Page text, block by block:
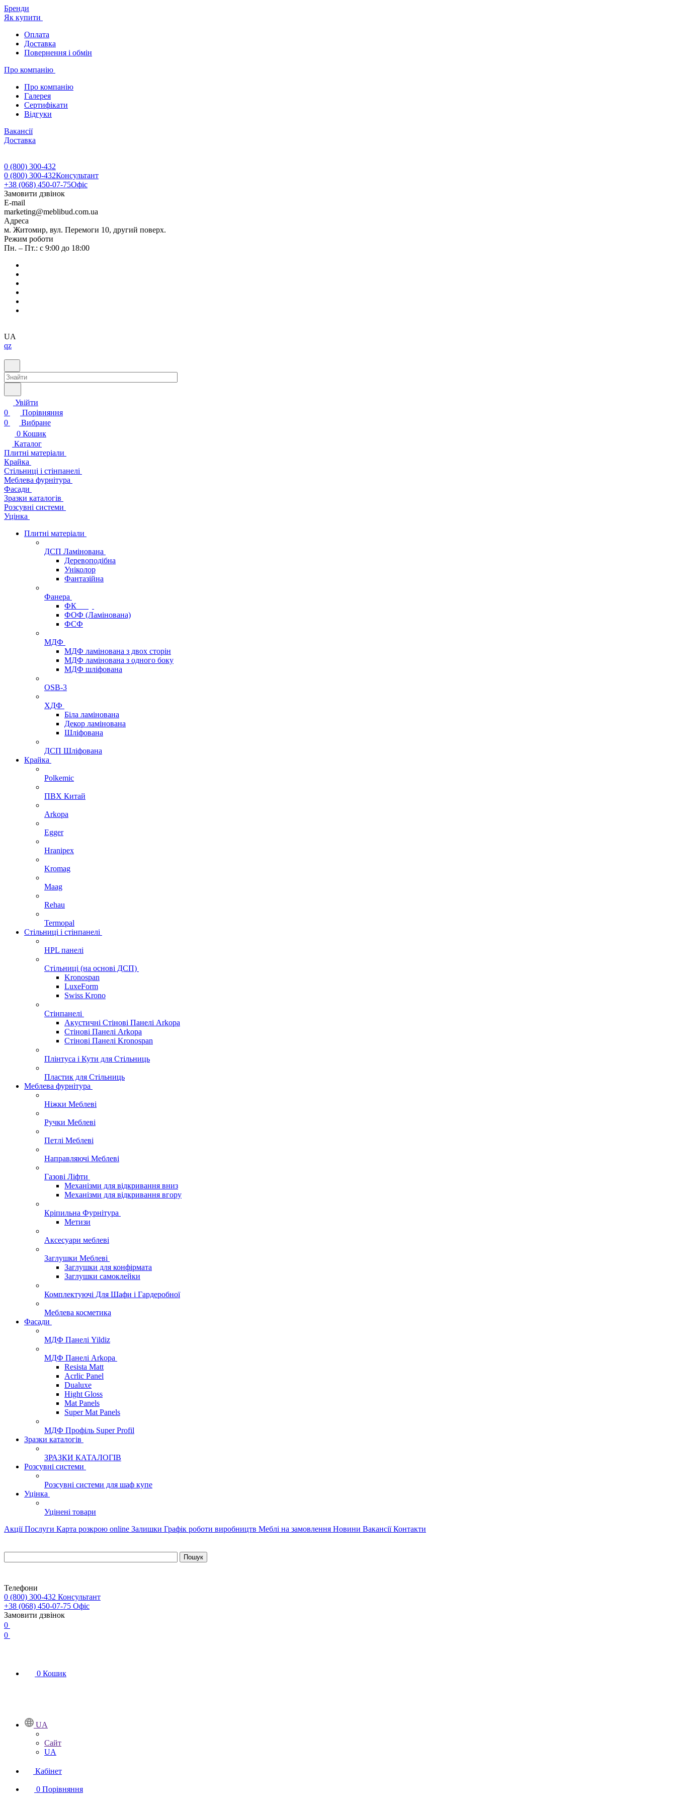
Бренди
Як купити
Оплата
Доставка
Повернення і обмін
Про компанію
Про компанію
Галерея
Сертифікати
Відгуки
Вакансії
Доставка
0 (800) 300-432
0 (800) 300-432Консультант
+38 (068) 450-07-75Офіс
Замовити дзвінок
E-mail
marketing@meblibud.com.ua
Адреса
м. Житомир, вул. Перемоги 10, другий поверх.
Режим роботи
Пн. – Пт.: с 9:00 до 18:00
UA
qz
Увійти
0
Порівняння
0
Вибране
0 Кошик
Каталог
Плитні матеріали
Крайка
Стільниці і стінпанелі
Меблева фурнітура
Фасади
Зразки каталогів
Розсувні системи
Уцінка
Плитні матеріали
ДСП Ламінована
Деревоподібна
Уніколор
Фантазійна
Фанера
ФК
ФОФ (Ламінована)
ФСФ
МДФ
МДФ ламінована з двох сторін
МДФ ламінована з одного боку
МДФ шліфована
OSB-3
ХДФ
Біла ламінована
Декор ламінована
Шліфована
ДСП Шліфована
Крайка
Polkemic
ПВХ Китай
Arkopa
Egger
Hranipex
Kromag
Maag
Rehau
Termopal
Стільниці і стінпанелі
HPL панелі
Стільниці (на основі ДСП)
Kronospan
LuxeForm
Swiss Krono
Стінпанелі
Акустичні Стінові Панелі Аrkopa
Стінові Панелі Arkopa
Стінові Панелі Kronospan
Плінтуса і Кути для Стільниць
Пластик для Стільниць
Меблева фурнітура
Ніжки Меблеві
Ручки Меблеві
Петлі Меблеві
Направляючі Меблеві
Газові Ліфти
Механізми для відкривання вниз
Механізми для відкривання вгору
Кріпильна Фурнітура
Метизи
Аксесуари меблеві
Заглушки Меблеві
Заглушки для конфірмата
Заглушки самоклейки
Комплектуючі Для Шафи і Гардеробної
Меблева косметика
Фасади
МДФ Панелі Yildiz
МДФ Панелі Arkopa
Resista Matt
Acrlic Panel
Dualuxe
Hight Gloss
Mat Panels
Super Mat Panels
МДФ Профіль Super Profil
Зразки каталогів
ЗРАЗКИ КАТАЛОГІВ
Розсувні системи
Розсувні системи для шаф купе
Уцінка
Уцінені товари
Акції Послуги Карта розкрою online Залишки Графік роботи виробництв Меблі на замовлення Новини Вакансії Контакти
Телефони
0 (800) 300-432 Консультант
+38 (068) 450-07-75 Офіс
Замовити дзвінок
0
0
0 Кошик
UA
Сайт
UA
Кабінет
0 Порівняння